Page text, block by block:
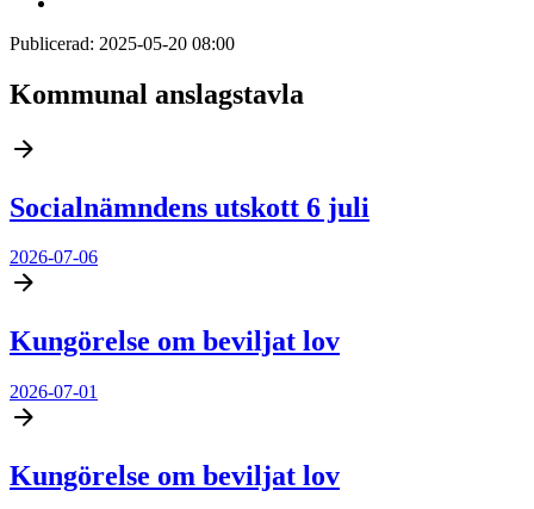
Publicerad: 2025-05-20 08:00
Kommunal anslagstavla
Socialnämndens utskott 6 juli
2026-07-06
Kungörelse om beviljat lov
2026-07-01
Kungörelse om beviljat lov